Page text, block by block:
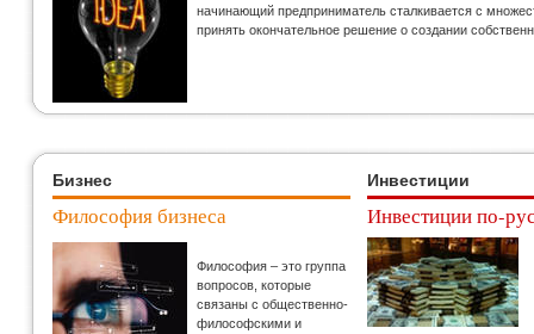
начинающий предприниматель сталкивается с
принять окончательное решение о создании
Бизнес
Философия бизнеса
Философия – это группа
вопросов, которые
связаны с общественно-
философскими и
Инвестиции
Инвестиции по-